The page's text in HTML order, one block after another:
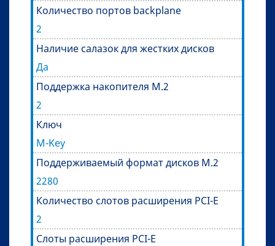
Количество портов backplane
2
Наличие салазок для жестких дисков
Да
Поддержка накопителя M.2
2
Ключ
M-Key
Поддерживаемый формат дисков M.2
2280
Количество слотов расширения PCI-E
2
Слоты расширения PCI-E